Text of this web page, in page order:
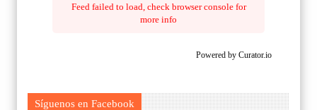
Feed failed to load, check browser console for
more info
Powered by Curator.io
Síguenos en Facebook